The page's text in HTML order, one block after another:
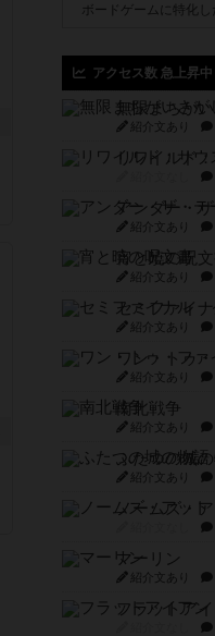
ボードゲームに特化
アクセス数 急上昇中
無限まちがい
紹介文あり
紹介文あり
宵と暁の呪文
紹介文あり
紹介文あり
ワン・トゥ
紹介文あり
南北戦争
紹介文あり
ふたつの城
紹介文あり
ノームズ・
マーリン
紹介文あり
フラットア